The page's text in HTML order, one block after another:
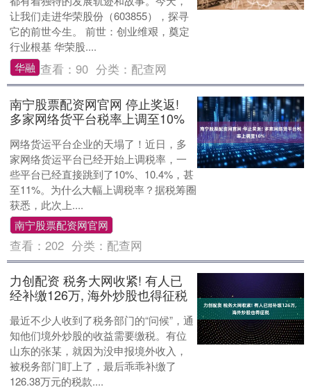
让我们走进华荣股份（603855），探寻
它的前世今生。 前世：创业维艰，奠定
行业根基 华荣股....
华融 查看：90 分类： 配查网
南宁股票配资网官网 停止奖返!
多家网络货平台税率上调至10%
网络货运平台企业的天塌了！近日，多
家网络货运平台已经开始上调税率，一
些平台已经直接跳到了10%、10.4%，甚
至11%。为什么大幅上调税率？据税筹圈
获悉，此次上....
南宁股票配资网官网
查看：202 分类： 配查网
力创配资 税务大网收紧! 有人已
经补缴126万, 海外炒股也得征税
最近不少人收到了税务部门的“问候”，通
知他们境外炒股的收益需要缴税。有位
山东的张某，就因为没申报境外收入，
被税务部门盯上了，最后乖乖补缴了
126.38万元的税款....